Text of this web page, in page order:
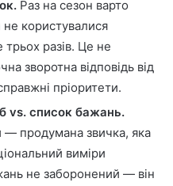
Раз на сезон варто
користувалися
разів. Це не
зворотна відповідь від
пріоритети.
vs. список бажань.
— продумана звичка, яка
виміри
не заборонений — він